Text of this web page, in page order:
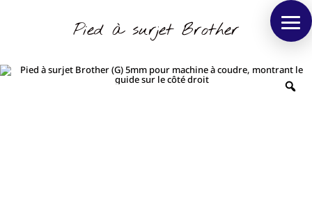
Pied à surjet Brother